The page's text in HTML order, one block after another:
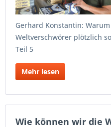
Gerhard Konstantin:
Weltverschwörer plötzlich
Teil 5
Mehr lesen
Wie können wir die